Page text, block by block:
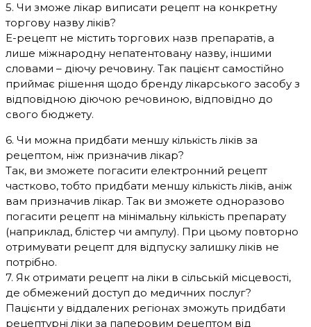
5. Чи зможе лікар виписати рецепт на конкретну
торгову назву ліків?
Е-рецепт не містить торгових назв препаратів, а
лише міжнародну непатентовану назву, іншими
словами – діючу речовину. Так пацієнт самостійно
приймає рішення щодо бренду лікарського засобу з
відповідною діючою речовиною, відповідно до
свого бюджету.
6. Чи можна придбати меншу кількість ліків за
рецептом, ніж призначив лікар?
Так, ви зможете погасити електронний рецепт
частково, тобто придбати меншу кількість ліків, аніж
вам призначив лікар. Так ви зможете одноразово
погасити рецепт на мінімальну кількість препарату
(наприклад, блістер чи ампулу). При цьому повторно
отримувати рецепт для відпуску залишку ліків не
потрібно.
7. Як отримати рецепт на ліки в сільській місцевості,
де обмежений доступ до медичних послуг?
Пацієнти у віддалених регіонах зможуть придбати
рецептурні ліки за паперовим рецептом від